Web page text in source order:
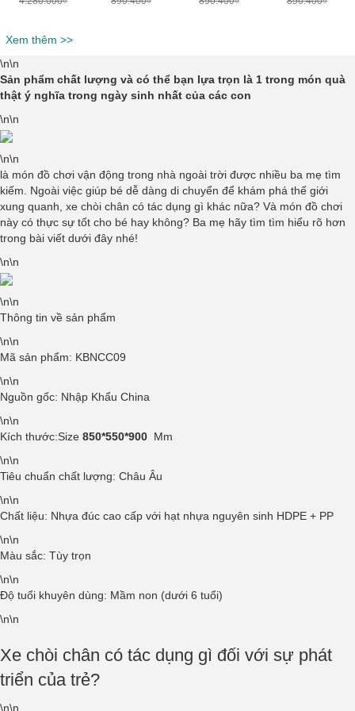
Xem thêm >>
\n\n
Sản phẩm chất lượng và có thể bạn lựa trọn là 1 trong món quà
thật ý nghĩa trong ngày sinh nhất của các con
\n\n
\n\n
là món đồ chơi vận động trong nhà ngoài trời được nhiều ba mẹ tìm
kiếm. Ngoài việc giúp bé dễ dàng di chuyển để khám phá thế giới
xung quanh, xe chòi chân có tác dụng gì khác nữa? Và món đồ chơi
này có thực sự tốt cho bé hay không? Ba mẹ hãy tìm tìm hiểu rõ hơn
trong bài viết dưới đây nhé!
\n\n
\n\n
Thông tin về sản phẩm
\n\n
Mã sản phẩm: KBNCC09
\n\n
Nguồn gốc: Nhập Khẩu China
\n\n
Kích thước:Size 850*550*900 Mm
\n\n
Tiêu chuẩn chất lượng: Châu Âu
\n\n
Chất liệu: Nhựa đúc cao cấp với hạt nhựa nguyên sinh HDPE + PP
\n\n
Màu sắc: Tùy trọn
\n\n
Độ tuổi khuyên dùng: Mầm non (dưới 6 tuổi)
\n\n
Xe chòi chân có tác dụng gì đối với sự phát
triển của trẻ?
\n\n